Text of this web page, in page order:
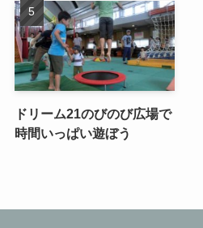
ドリーム21のびのび広場で
時間いっぱい遊ぼう